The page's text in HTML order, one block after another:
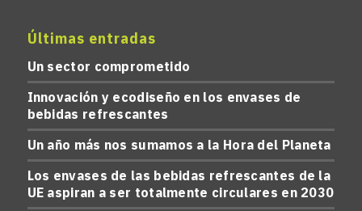
Últimas entradas
Un sector comprometido
Innovación y ecodiseño en los envases de
bebidas refrescantes
Un año más nos sumamos a la Hora del Planeta
Los envases de las bebidas refrescantes de la
UE aspiran a ser totalmente circulares en 2030